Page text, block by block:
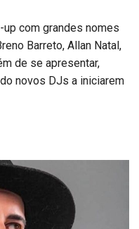
com grandes nomes
Barreto, Allan Natal,
de se apresentar,
novos DJs a iniciarem